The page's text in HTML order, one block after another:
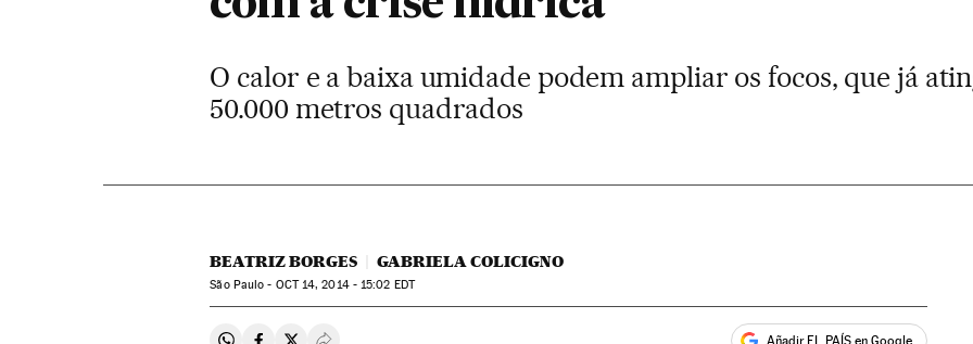
O calor e a baixa umidade podem ampliar os focos, que já
50.000 metros quadrados
BEATRIZ BORGES GABRIELA COLICIGNO
São Paulo - OCT14, 2014 - 15:02 EDT
Añadir EL PAÍS en Google